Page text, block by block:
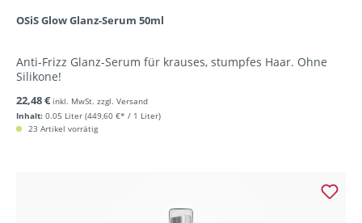
OSiS Glow Glanz-Serum 50ml
Anti-Frizz Glanz-Serum für krauses, stumpfes Haar. Ohne
Silikone!
Inhalt: 0.05 Liter (449,60 €* / 1 Liter)
22,48 € inkl. MwSt. zzgl. Versand
23 Artikel vorrätig